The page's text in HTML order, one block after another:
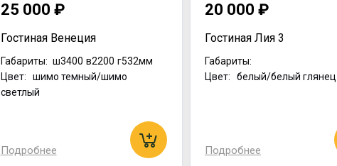
25 000 ₽
Гостиная Венеция
Габариты: ш3400 в2200 г532мм
Цвет: шимо темный/шимо
светлый
Подробнее
20 000 ₽
Гостиная Лия 3
Габариты:
Цвет: белый/белый глянец
Подробнее